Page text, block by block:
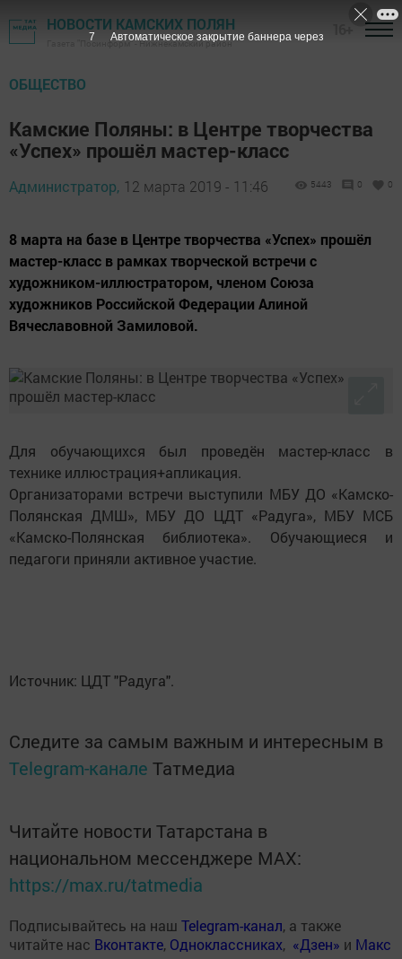
НОВОСТИ КАМСКИХ ПОЛЯН
Газета "Посинформ" - Нижнекамский район
ОБЩЕСТВО
Камские Поляны: в Центре творчества
«Успех» прошёл мастер-класс
Администратор, 12 марта 2019 - 11:46 5443 0 0
8 марта на базе в Центре творчества «Успех» прошёл
мастер-класс в рамках творческой встречи с
художником-иллюстратором, членом Союза
художников Российской Федерации Алиной
Вячеславовной Замиловой.
Для обучающихся был проведён мастер-класс в
технике иллюстрация+апликация.
Организаторами встречи выступили МБУ ДО «Камско-
Полянская ДМШ», МБУ ДО ЦДТ «Радуга», МБУ МСБ
«Камско-Полянская библиотека». Обучающиеся и
педагоги приняли активное участие.
Источник: ЦДТ "Радуга".
Следите за самым важным и интересным в
Telegram-канале Татмедиа
Читайте новости Татарстана в
национальном мессенджере MАХ:
https://max.ru/tatmedia
Подписывайтесь на наш Telegram-канал, а также
читайте нас Вконтакте, Одноклассниках, «Дзен» и Макс
6 Автоматическое закрытие баннера через